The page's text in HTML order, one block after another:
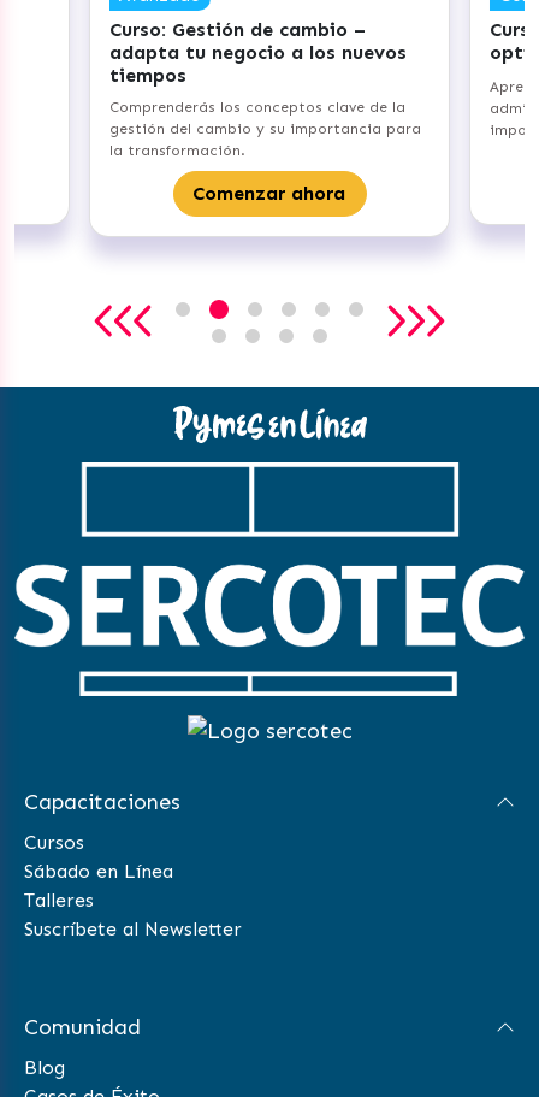
Curso: Gestión de cambio –
adapta tu negocio a los nuevos
tiempos
Comprenderás los conceptos clave de la
gestión del cambio y su importancia para
la transformación.
Comenzar ahora
Curso:
optimiza
Aprenderás
Capacitaciones
Cursos
Sábado en Línea
Talleres
Suscríbete al Newsletter
Comunidad
Blog